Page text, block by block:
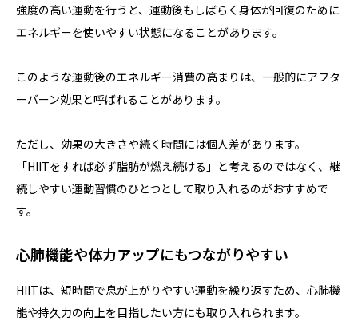
強度の高い運動を行うと、運動後もしばらく身体が回復のために
エネルギーを使いやすい状態になることがあります。
このような運動後のエネルギー消費の高まりは、一般的にアフタ
ーバーン効果と呼ばれることがあります。
ただし、効果の大きさや続く時間には個人差があります。
「HIITをすれば必ず脂肪が燃え続ける」と考えるのではなく、継
続しやすい運動習慣のひとつとして取り入れるのがおすすめで
す。
心肺機能や体力アップにもつながりやすい
HIITは、短時間で息が上がりやすい運動を繰り返すため、心肺機
能や持久力の向上を目指したい方にも取り入れられます。